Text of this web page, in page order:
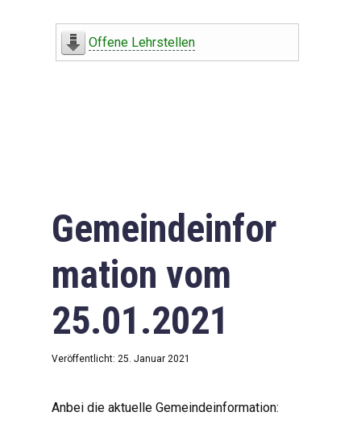
Offene Lehrstellen
Gemeindeinfor
mation vom
25.01.2021
Veröffentlicht: 25. Januar 2021
Anbei die aktuelle Gemeindeinformation: